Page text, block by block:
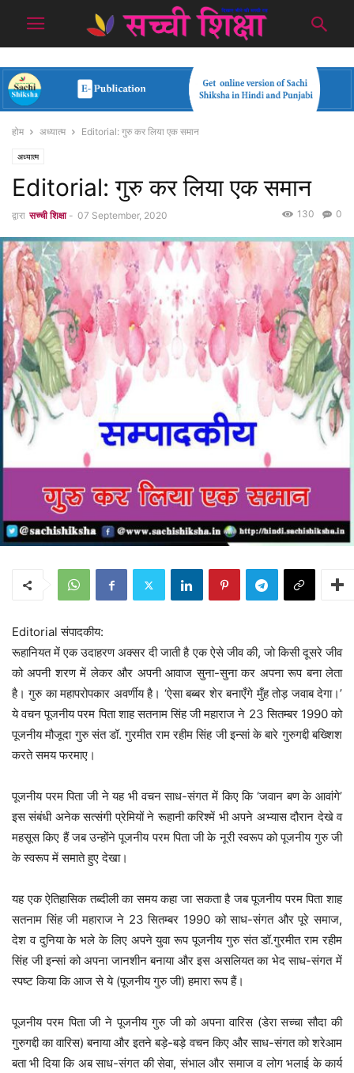
होम अध्यात्म Editorial: गुरु कर लिया एक समान
अध्यात्म
Editorial: गुरु कर लिया एक समान
द्वारा सच्ची शिक्षा - 07 September, 2020 0
130
Editorial संपादकीय:
रूहानियत में एक उदाहरण अक्सर दी जाती है एक ऐसे जीव की, जो किसी दूसरे जीव
को अपनी शरण में लेकर और अपनी आवाज सुना-सुना कर अपना रूप बना लेता
है। गुरु का महापरोपकार अवर्णीय है। ‘ऐसा बब्बर शेर बनाएँगे मुँह तोड़ जवाब देगा।’
ये वचन पूजनीय परम पिता शाह सतनाम सिंह जी महाराज ने 23 सितम्बर 1990 को
पूजनीय मौजूदा गुरु संत डॉ. गुरमीत राम रहीम सिंह जी इन्सां के बारे गुरुगद्दी बख्शिश
करते समय फरमाए।
पूजनीय परम पिता जी ने यह भी वचन साध-संगत में किए कि ‘जवान बण के आवांगे’
इस संबंधी अनेक सत्संगी प्रेमियों ने रूहानी करिश्में भी अपने अभ्यास दौरान देखे व
महसूस किए हैं जब उन्होंने पूजनीय परम पिता जी के नूरी स्वरूप को पूजनीय गुरु जी
के स्वरूप में समाते हुए देखा।
यह एक ऐतिहासिक तब्दीली का समय कहा जा सकता है जब पूजनीय परम पिता शाह
सतनाम सिंह जी महाराज ने 23 सितम्बर 1990 को साध-संगत और पूरे समाज,
देश व दुनिया के भले के लिए अपने युवा रूप पूजनीय गुरु संत डॉ.गुरमीत राम रहीम
सिंह जी इन्सां को अपना जानशीन बनाया और इस असलियत का भेद साध-संगत में
स्पष्ट किया कि आज से ये (पूजनीय गुरु जी) हमारा रूप हैं।
पूजनीय परम पिता जी ने पूजनीय गुरु जी को अपना वारिस (डेरा सच्चा सौदा की
गुरुगद्दी का वारिस) बनाया और इतने बड़े-बड़े वचन किए और साध-संगत को शरेआम
बता भी दिया कि अब साध-संगत की सेवा, संभाल और समाज व लोग भलाई के कार्य